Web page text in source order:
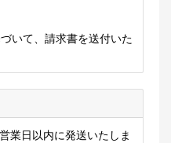
いて、請求書を送付いた
業日以内に発送いたしま